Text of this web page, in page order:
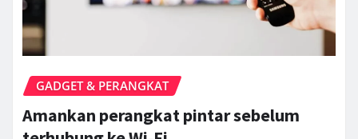
GADGET & PERANGKAT
Amankan perangkat pintar sebelum